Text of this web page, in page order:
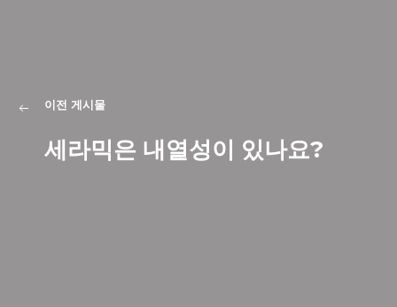
이전 게시물
세라믹은 내열성이 있나요?